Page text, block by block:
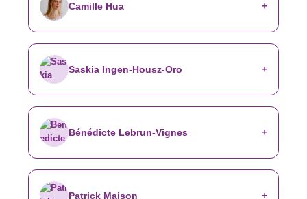
Camille Hua
Saskia Ingen-Housz-Oro
Bénédicte Lebrun-Vignes
Patrick Maison